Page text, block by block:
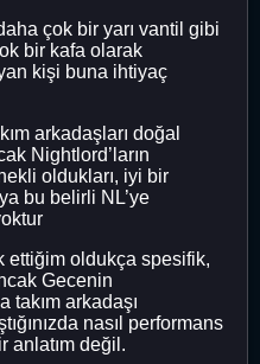
çok bir yarı vantil gibi
bir kafa olarak
kişi buna ihtiyaç
arkadaşları doğal
Nightlord’ların
oldukları, iyi bir
bu belirli NL’ye
ettiğim oldukça spesifik,
Gecenin
takım arkadaşı
nasıl performans
anlatım değil.